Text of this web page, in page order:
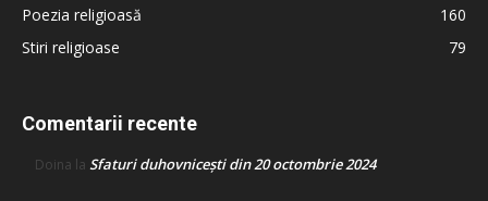
Poezia religioasă
160
Stiri religioase
79
Comentarii recente
Doina la Sfaturi duhovnicești din 20 octombrie 2024